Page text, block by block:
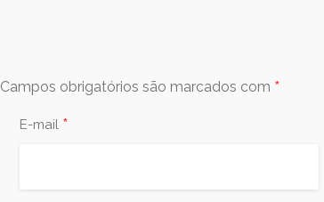
Campos obrigatórios são marcados com *
E-mail *